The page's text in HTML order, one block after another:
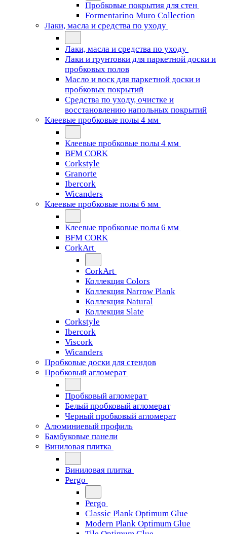
Пробковые покрытия для стен
Formentarino Muro Collection
Лаки, масла и средства по уходу
Лаки, масла и средства по уходу
Лаки и грунтовки для паркетной доски и
пробковых полов
Масло и воск для паркетной доски и
пробковых покрытий
Средства по уходу, очистке и
восстановлению напольных покрытий
Клеевые пробковые полы 4 мм
Клеевые пробковые полы 4 мм
BFM CORK
Corkstyle
Granorte
Ibercork
Wicanders
Клеевые пробковые полы 6 мм
Клеевые пробковые полы 6 мм
BFM CORK
CorkArt
CorkArt
Коллекция Colors
Коллекция Narrow Plank
Коллекция Natural
Коллекция Slate
Corkstyle
Ibercork
Viscork
Wicanders
Пробковые доски для стендов
Пробковый агломерат
Пробковый агломерат
Белый пробковый агломерат
Черный пробковый агломерат
Алюминиевый профиль
Бамбуковые панели
Виниловая плитка
Виниловая плитка
Pergo
Pergo
Classic Plank Optimum Glue
Modern Plank Optimum Glue